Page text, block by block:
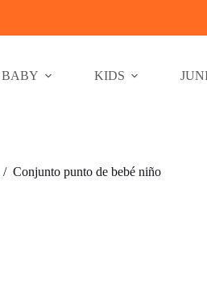
BABY KIDS
/ Conjunto punto de bebé niño